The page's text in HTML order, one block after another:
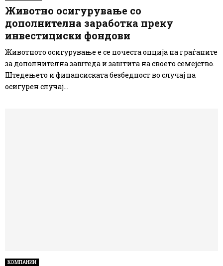
Животно осигурување со
дополнителна заработка преку
инвестициски фондови
Животното осигурување е се почеста опција на граѓаните
за дополнителна заштеда и заштита на своето семејство.
Штедењето и финансиската безбедност во случај на
осигурен случај...
КОМПАНИИ